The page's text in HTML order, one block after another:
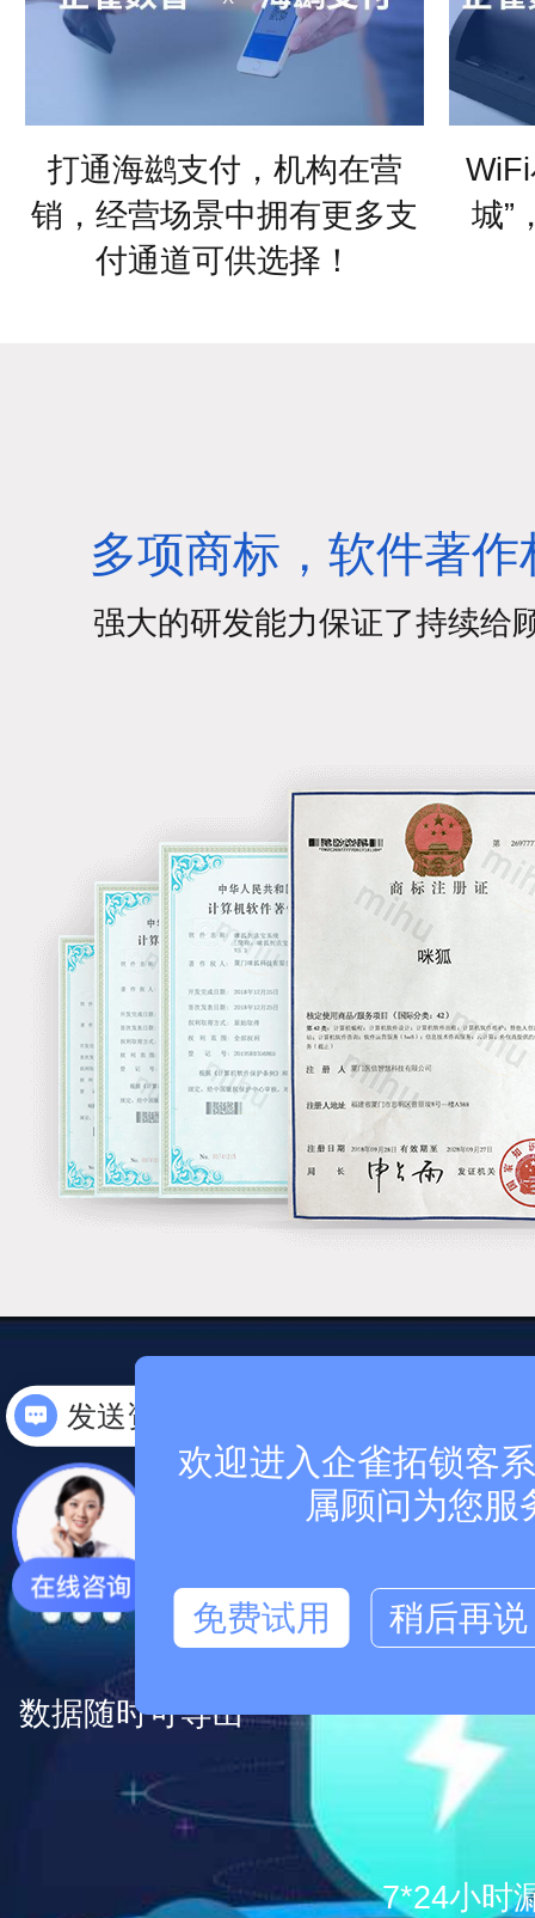
打通海鹚支付，机构在营
销，经营场景中拥有更多支
付通道可供选择！
城”
多项商标，软件著
强大的研发能力保证了持续给
高安全、高可靠的
全方位保障您的
数据随时可导出
7*24小时
怎么收费
欢迎进入企雀拓锁客
属顾问为您服
免费试用 稍后再说